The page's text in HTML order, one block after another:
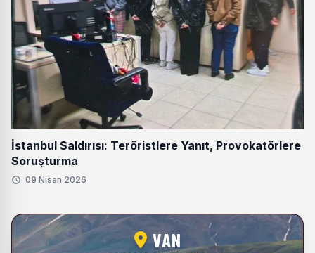
İstanbul Saldırısı: Teröristlere Yanıt, Provokatörlere
Soruşturma
09 Nisan 2026
VAN